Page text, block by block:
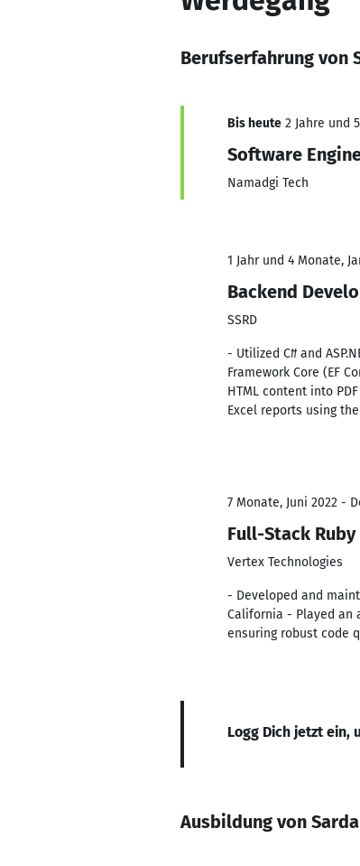
Berufserfahrung von
Bis heute 2 Jahre und
Software
Namadgi Tech
1 Jahr und 4 Monate,
Backend
SSRD
- Utilized C# and
Framework Core (EF
HTML content into
Excel reports using
7 Monate, Juni 2022 -
Full-Stack
Vertex Technologies
- Developed and
California - Played an
ensuring robust code
Logg Dich jetzt ein,
Ausbildung von